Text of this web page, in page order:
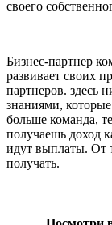
своего
Бизнес-партнер
развивает своих
партнеров. здесь
знаниями,
больше команда,
получаешь доход
идут выплаты. От
получать.